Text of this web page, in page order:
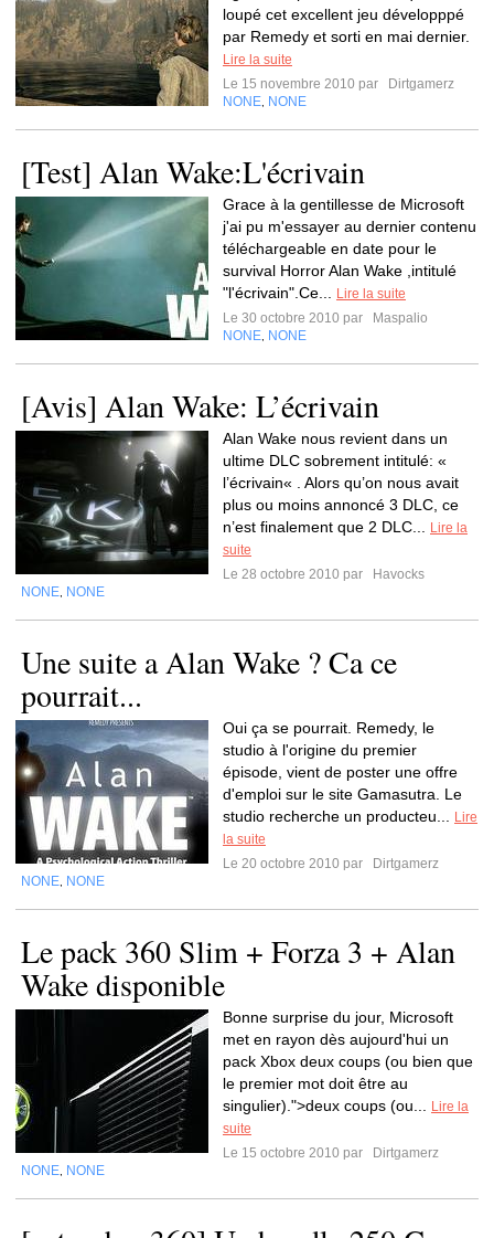
loupé cet excellent jeu développpé
par Remedy et sorti en mai dernier.
Lire la suite
Le 15 novembre 2010 par
Dirtgamerz
NONE NONE
[Test] Alan Wake:L'écrivain
Grace à la gentillesse de Microsoft
j'ai pu m'essayer au dernier contenu
téléchargeable en date pour le
survival Horror Alan Wake ,intitulé
"l'écrivain".Ce...
Lire la suite
Le 30 octobre 2010 par
Maspalio
NONE NONE
[Avis] Alan Wake: L’écrivain
Alan Wake nous revient dans un
ultime DLC sobrement intitulé: «
l’écrivain« . Alors qu’on nous avait
plus ou moins annoncé 3 DLC, ce
n’est finalement que 2 DLC...
Lire la
suite
Le 28 octobre 2010 par
Havocks
NONE NONE
Une suite a Alan Wake ? Ca ce
pourrait...
Oui ça se pourrait. Remedy, le
studio à l'origine du premier
épisode, vient de poster une offre
d'emploi sur le site Gamasutra. Le
studio recherche un producteu...
Lire
la suite
Le 20 octobre 2010 par
Dirtgamerz
NONE NONE
Le pack 360 Slim + Forza 3 + Alan
Wake disponible
Bonne surprise du jour, Microsoft
met en rayon dès aujourd'hui un
pack Xbox deux coups (ou bien que
le premier mot doit être au
singulier).">deux coups (ou...
Lire la
suite
Le 15 octobre 2010 par
Dirtgamerz
NONE NONE